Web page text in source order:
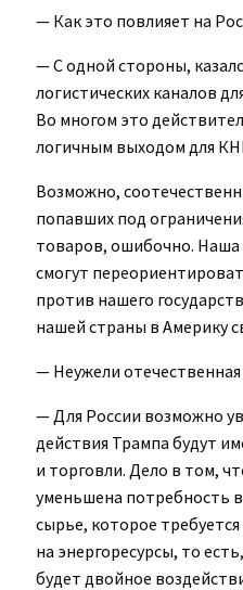
— Как это повлияет на
— С одной стороны,
логистических каналов
Во многом это
логичным выходом для
Возможно,
попавших под
товаров, ошибочно. Наша
смогут
против нашего
нашей страны в Америку
— Неужели
— Для России возможно
действия Трампа будут
и торговли. Дело в том,
уменьшена потребность
сырье, которое
на энергоресурсы, то
будет двойное